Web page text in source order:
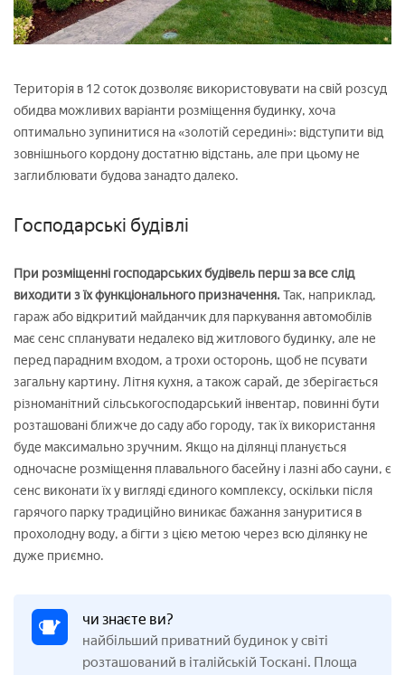
Територія в 12 соток дозволяє використовувати на свій розсуд
обидва можливих варіанти розміщення будинку, хоча
оптимально зупинитися на «золотій середині»: відступити від
зовнішнього кордону достатню відстань, але при цьому не
заглиблювати будова занадто далеко.
Господарські будівлі
При розміщенні господарських будівель перш за все слід
виходити з їх функціонального призначення.Так, наприклад,
гараж або відкритий майданчик для паркування автомобілів
має сенс спланувати недалеко від житлового будинку, але не
перед парадним входом, а трохи осторонь, щоб не псувати
загальну картину. Літня кухня, а також сарай, де зберігається
різноманітний сільськогосподарський інвентар, повинні бути
розташовані ближче до саду або городу, так їх використання
буде максимально зручним. Якщо на ділянці планується
одночасне розміщення плавального басейну і лазні або сауни, є
сенс виконати їх у вигляді єдиного комплексу, оскільки після
гарячого парку традиційно виникає бажання зануритися в
прохолодну воду, а бігти з цією метою через всю ділянку не
дуже приємно.
чи знаєте ви?
найбільший приватний будинок у світі
розташований в італійській Тоскані. Площа